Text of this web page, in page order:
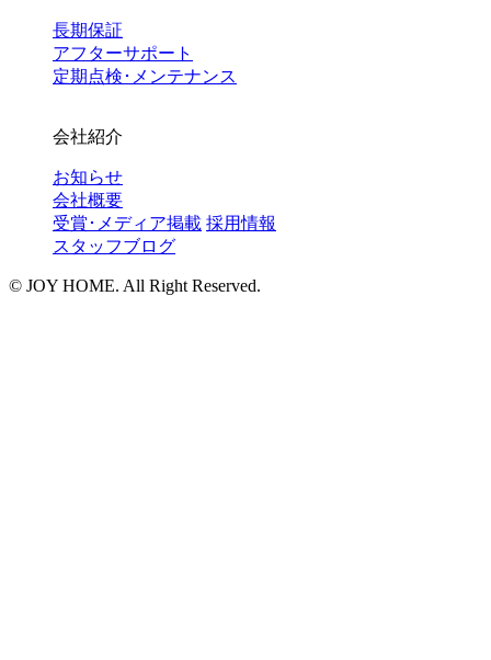
長期保証
アフターサポート
定期点検･メンテナンス
会社紹介
お知らせ
会社概要
受賞･メディア掲載 採用情報
スタッフブログ
©︎ JOY HOME. All Right Reserved.